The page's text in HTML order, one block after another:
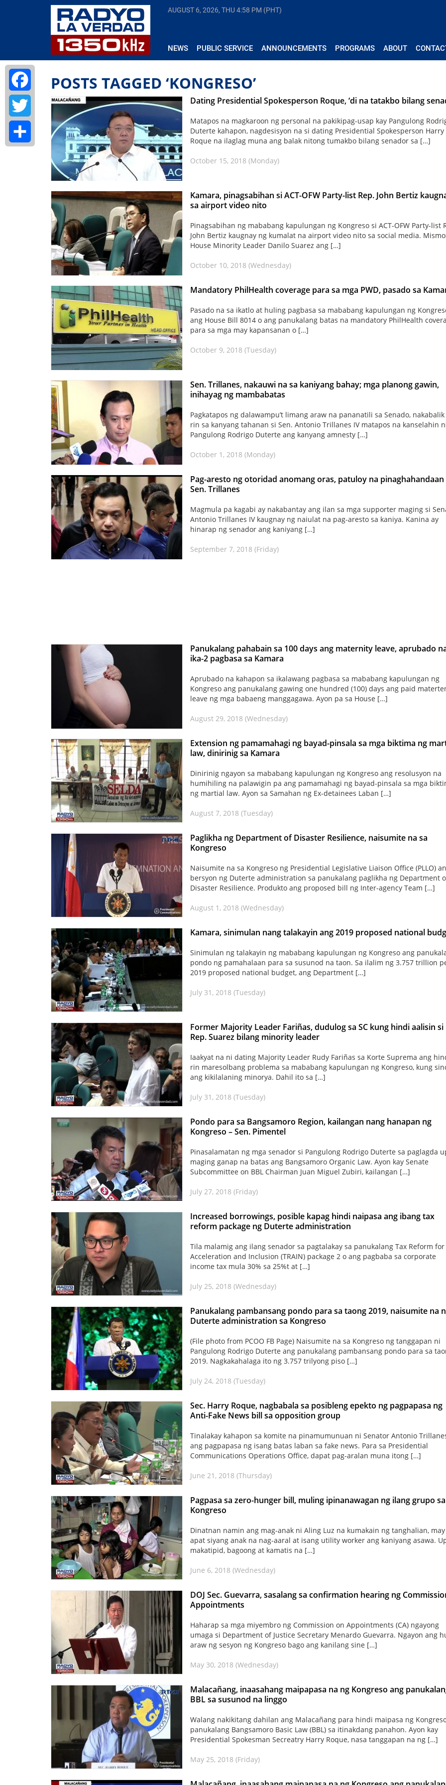
AUGUST 6, 2026, THU4:58 PM (PHT)
NEWS PUBLIC SERVICE ANNOUNCEMENTS PROGRAMS ABOUT
POSTS TAGGED ‘KONGRESO’
Dating Presidential Spokesperson Roque, ‘di na tatakbo bilang
Matapos na magkaroon ng personal na pakikipag-usap kay Pangulong
Duterte kahapon, nagdesisyon na si dating Presidential Spokesperson Harry
Roque na ilaglag muna ang balak nitong tumakbo bilang senador sa […]
October 15, 2018 (Monday)
Kamara, pinagsabihan si ACT-OFW Party-list Rep. John Bertiz
sa airport video nito
Pinagsabihan ng mababang kapulungan ng Kongreso si ACT-OFW Party-list
John Bertiz kaugnay ng kumalat na airport video nito sa social media.
House Minority Leader Danilo Suarez ang […]
October 10, 2018 (Wednesday)
Mandatory PhilHealth coverage para sa mga PWD, pasado sa
Pasado na sa ikatlo at huling pagbasa sa mababang kapulungan ng
ang House Bill 8014 o ang panukalang batas na mandatory PhilHealth
para sa mga may kapansanan o […]
October 9, 2018 (Tuesday)
Sen. Trillanes, nakauwi na sa kaniyang bahay; mga planong gawin,
inihayag ng mambabatas
Pagkatapos ng dalawampu’t limang araw na pananatili sa Senado, nakabalik
rin sa kanyang tahanan si Sen. Antonio Trillanes IV matapos na kanselahin
Pangulong Rodrigo Duterte ang kanyang amnesty […]
October 1, 2018 (Monday)
Pag-aresto ng otoridad anomang oras, patuloy na pinaghahandaan
Sen. Trillanes
Magmula pa kagabi ay nakabantay ang ilan sa mga supporter maging si
Antonio Trillanes IV kaugnay ng naiulat na pag-aresto sa kaniya. Kanina ay
hinarap ng senador ang kaniyang […]
September 7, 2018 (Friday)
Panukalang pahabain sa 100 days ang maternity leave, aprubado
ika-2 pagbasa sa Kamara
Aprubado na kahapon sa ikalawang pagbasa sa mababang kapulungan ng
Kongreso ang panukalang gawing one hundred (100) days ang paid
leave ng mga babaeng manggagawa. Ayon pa sa House […]
August 29, 2018 (Wednesday)
Extension ng pamamahagi ng bayad-pinsala sa mga biktima ng
law, dinirinig sa Kamara
Dinirinig ngayon sa mababang kapulungan ng Kongreso ang resolusyon na
humihiling na palawigin pa ang pamamahagi ng bayad-pinsala sa mga
ng martial law. Ayon sa Samahan ng Ex-detainees Laban […]
August 7, 2018 (Tuesday)
Paglikha ng Department of Disaster Resilience, naisumite na sa
Kongreso
Naisumite na sa Kongreso ng Presidential Legislative Liaison Office (PLLO)
bersyon ng Duterte administration sa panukalang paglikha ng Department
Disaster Resilience. Produkto ang proposed bill ng Inter-agency Team […]
August 1, 2018 (Wednesday)
Kamara, sinimulan nang talakayin ang 2019 proposed national
Sinimulan ng talakayin ng mababang kapulungan ng Kongreso ang
pondo ng pamahalaan para sa susunod na taon. Sa ilalim ng 3.757 trillion
2019 proposed national budget, ang Department […]
July 31, 2018 (Tuesday)
Former Majority Leader Fariñas, dudulog sa SC kung hindi aalisin si
Rep. Suarez bilang minority leader
Iaakyat na ni dating Majority Leader Rudy Fariñas sa Korte Suprema ang
rin maresolbang problema sa mababang kapulungan ng Kongreso, kung
ang kikilalaning minorya. Dahil ito sa […]
July 31, 2018 (Tuesday)
Pondo para sa Bangsamoro Region, kailangan nang hanapan ng
Kongreso – Sen. Pimentel
Pinasalamatan ng mga senador si Pangulong Rodrigo Duterte sa paglagda
maging ganap na batas ang Bangsamoro Organic Law. Ayon kay Senate
Subcommittee on BBL Chairman Juan Miguel Zubiri, kailangan […]
July 27, 2018 (Friday)
Increased borrowings, posible kapag hindi naipasa ang ibang tax
reform package ng Duterte administration
Tila malamig ang ilang senador sa pagtalakay sa panukalang Tax Reform for
Acceleration and Inclusion (TRAIN) package 2 o ang pagbaba sa corporate
income tax mula 30% sa 25%t at […]
July 25, 2018 (Wednesday)
Panukalang pambansang pondo para sa taong 2019, naisumite na
Duterte administration sa Kongreso
(File photo from PCOO FB Page) Naisumite na sa Kongreso ng tanggapan ni
Pangulong Rodrigo Duterte ang panukalang pambansang pondo para sa
2019. Nagkakahalaga ito ng 3.757 trilyong piso […]
July 24, 2018 (Tuesday)
Sec. Harry Roque, nagbabala sa posibleng epekto ng pagpapasa ng
Anti-Fake News bill sa opposition group
Tinalakay kahapon sa komite na pinamumunuan ni Senator Antonio
ang pagpapasa ng isang batas laban sa fake news. Para sa Presidential
Communications Operations Office, dapat pag-aralan muna itong […]
June 21, 2018 (Thursday)
Pagpasa sa zero-hunger bill, muling ipinanawagan ng ilang grupo sa
Kongreso
Dinatnan namin ang mag-anak ni Aling Luz na kumakain ng tanghalian, may
apat siyang anak na nag-aaral at isang utility worker ang kaniyang asawa.
makatipid, bagoong at kamatis na […]
June 6, 2018 (Wednesday)
DOJ Sec. Guevarra, sasalang sa confirmation hearing ng
Appointments
Haharap sa mga miyembro ng Commission on Appointments (CA) ngayong
umaga si Department of Justice Secretary Menardo Guevarra. Ngayon ang
araw ng sesyon ng Kongreso bago ang kanilang sine […]
May 30, 2018 (Wednesday)
Malacañang, inaasahang maipapasa na ng Kongreso ang
BBL sa susunod na linggo
Walang nakikitang dahilan ang Malacañang para hindi maipasa ng
panukalang Bangsamoro Basic Law (BBL) sa itinakdang panahon. Ayon kay
Presidential Spokesman Secreatry Harry Roque, nasa tanggapan na ng […]
May 25, 2018 (Friday)
Facebook
Twitter